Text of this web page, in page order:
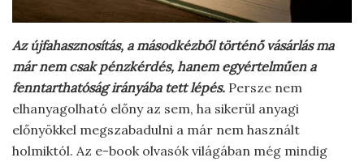
Az újfahasznosítás, a másodkézből történő vásárlás ma
már nem csak pénzkérdés, hanem egyértelműen a
fenntarthatóság irányába tett lépés. Persze nem
elhanyagolható előny az sem, ha sikerül anyagi
előnyökkel megszabadulni a már nem használt
holmiktól. Az e-book olvasók világában még mindig